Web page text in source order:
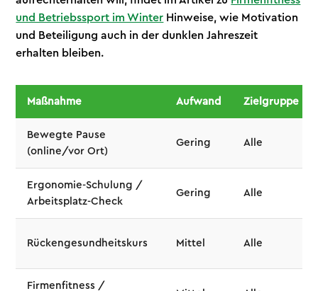
und Betriebssport im Winter Hinweise, wie Motivation
und Beteiligung auch in der dunklen Jahreszeit
erhalten bleiben.
Maßnahme Aufwand Zielgruppe
Bewegte Pause
(online/vor Ort)
Gering Alle
Ergonomie-Schulung /
Arbeitsplatz-Check
Gering Alle
Rückengesundheitskurs Mittel Alle
Firmenfitness /